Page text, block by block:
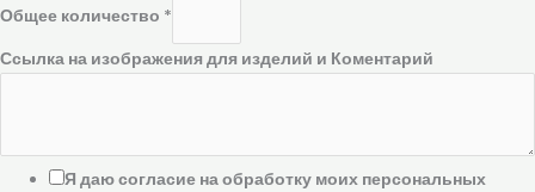
Общее количество *
Ссылка на изображения для изделий и Коментарий
Я даю согласие на обработку моих персональных